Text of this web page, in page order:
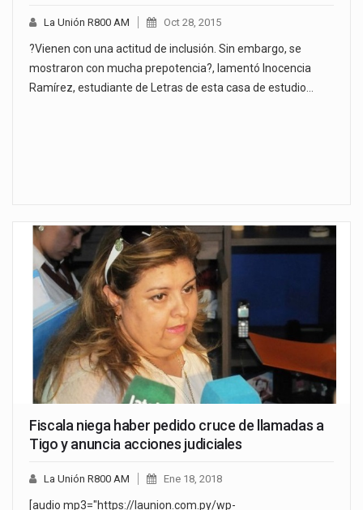
La Unión R800 AM Oct 28, 2015
?Vienen con una actitud de inclusión. Sin embargo, se
mostraron con mucha prepotencia?, lamentó Inocencia
Ramírez, estudiante de Letras de esta casa de estudio…
Fiscala niega haber pedido cruce de llamadas a
Tigo y anuncia acciones judiciales
La Unión R800 AM Ene 18, 2018
[audio mp3="https://launion.com.py/wp-